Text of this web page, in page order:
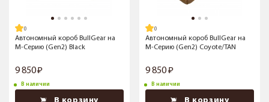
Автономный короб BullGear на
М-Серию (Gen2) Black
9 850
В наличии
В корзину
Автономный короб BullGear на
М-Серию (Gen2) Coyote/TAN
9 850
В наличии
В корзину